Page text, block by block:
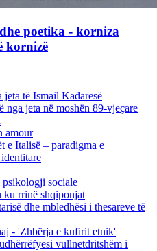
poetika - korniza
kornizë
të Ismail Kadaresë
nga jeta në moshën 89-vjeçare
amour
e Italisë – paradigma e
sociale
rrinë shqiponjat
dhe mbledhësi i thesareve të
- 'Zhbërja e kufirit etnik'
vullnetdritshëm i